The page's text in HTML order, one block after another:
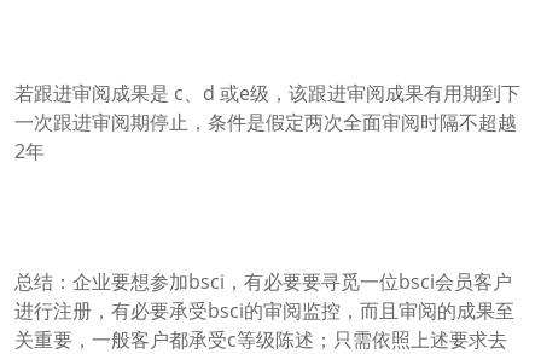
若跟进审阅成果是 c、d 或e级，该跟进审阅成果有用期到下
一次跟进审阅期停止，条件是假定两次全面审阅时隔不超越
2年
总结：企业要想参加bsci，有必要要寻觅一位bsci会员客户
进行注册，有必要承受bsci的审阅监控，而且审阅的成果至
关重要，一般客户都承受c等级陈述；只需依照上述要求去